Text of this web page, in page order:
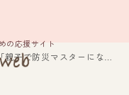
の応援サイト
スターになろう！！」開催のお知らせ